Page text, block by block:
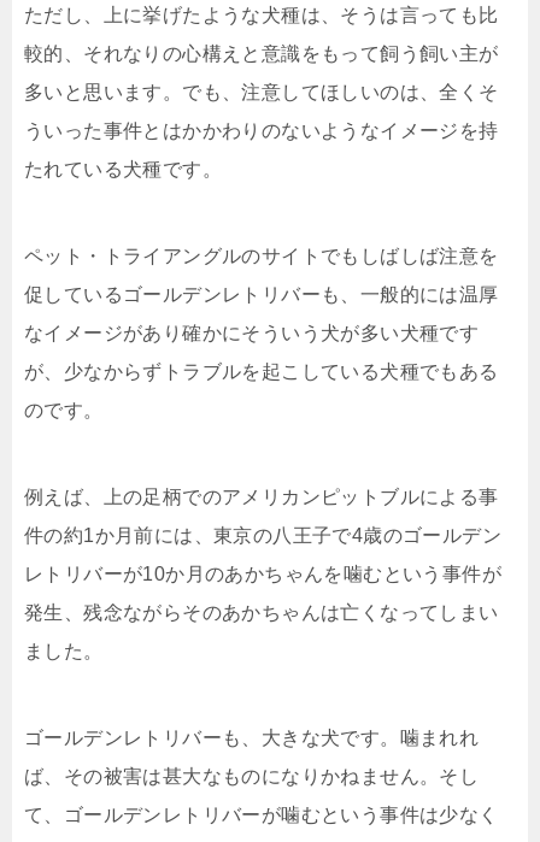
ただし、上に挙げたような犬種は、そうは言っても比
較的、それなりの心構えと意識をもって飼う飼い主が
多いと思います。でも、注意してほしいのは、全くそ
ういった事件とはかかわりのないようなイメージを持
たれている犬種です。
ペット・トライアングルのサイトでもしばしば注意を
促しているゴールデンレトリバーも、一般的には温厚
なイメージがあり確かにそういう犬が多い犬種です
が、少なからずトラブルを起こしている犬種でもある
のです。
例えば、上の足柄でのアメリカンピットブルによる事
件の約1か月前には、東京の八王子で4歳のゴールデン
レトリバーが10か月のあかちゃんを噛むという事件が
発生、残念ながらそのあかちゃんは亡くなってしまい
ました。
ゴールデンレトリバーも、大きな犬です。噛まれれ
ば、その被害は甚大なものになりかねません。そし
て、ゴールデンレトリバーが噛むという事件は少なく